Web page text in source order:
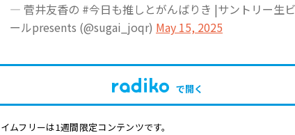
— 菅井友香の #今日も推しとがんばりき |サントリー生ビ
ールpresents (@sugai_joqr) May 15, 2025
で開く
ムフリーは1週間限定コンテンツです。